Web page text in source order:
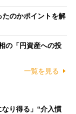
のかポイントを解
の「円資産への投
一覧を見る
なり得る」“介入慣